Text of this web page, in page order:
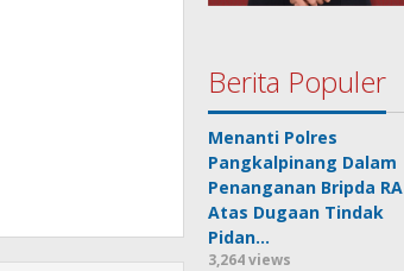
Berita Populer
Menanti Polres
Pangkalpinang Dalam
Penanganan Bripda RA
Atas Dugaan Tindak
Pidan…
3,264 views